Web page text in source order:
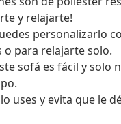
y relajarte!
personalizarlo
para relajarte solo.
sofá es fácil y solo
uses y evita que le